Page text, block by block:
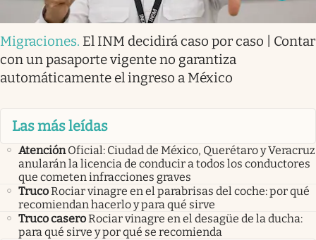
Migraciones. El INM decidirá caso por caso | Contar
con un pasaporte vigente no garantiza
automáticamente el ingreso a México
Las más leídas
Atención Oficial: Ciudad de México, Querétaro y Veracruz
anularán la licencia de conducir a todos los conductores
que cometen infracciones graves
TrucoRociar vinagre en el parabrisas del coche: por qué
recomiendan hacerlo y para qué sirve
Truco caseroRociar vinagre en el desagüe de la ducha:
para qué sirve y por qué se recomienda